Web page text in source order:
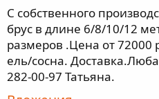
ы
л
а
С собственного
брус в длине 6/8/10/12
размеров .Цена от
ель/сосна.
282-00-97 Татьяна.